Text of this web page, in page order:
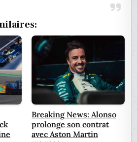
Breaking News: Alonso
prolonge son contrat
avec Aston Martin